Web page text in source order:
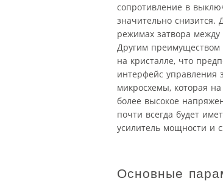
сопротивление в
значительно снизится.
режимах затвора между
Другим преимуществом
на кристалле, что
интерфейс управления
микросхемы, которая
более высокое
почти всегда будет
усилитель мощности и
Основные